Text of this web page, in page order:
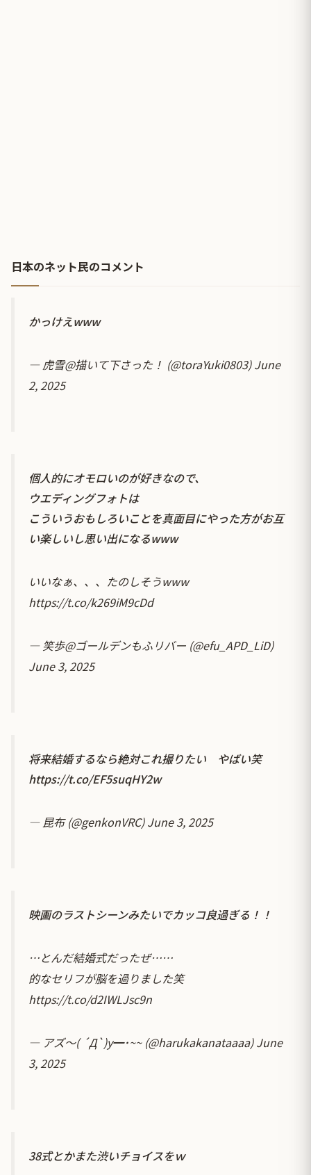
日本のネット民のコメント
かっけえwww
— 虎雪@描いて下さった！ (@toraYuki0803)June
2, 2025
個人的にオモロいのが好きなので、
ウエディングフォトは
こういうおもしろいことを真面目にやった方がお互
い楽しいし思い出になるwww
いいなぁ、、、たのしそうwww
https://t.co/k269iM9cDd
— 笑歩@ゴールデンもふリバー (@efu_APD_LiD)
June 3, 2025
将来結婚するなら絶対これ撮りたい やばい笑
https://t.co/EF5suqHY2w
— 昆布 (@genkonVRC)June 3, 2025
映画のラストシーンみたいでカッコ良過ぎる！！
…とんだ結婚式だったぜ……
的なセリフが脳を過りました笑
https://t.co/d2IWLJsc9n
— アズ〜( ´Д`)y━･~~ (@harukakanataaaa)June
3, 2025
38式とかまた渋いチョイスをｗ